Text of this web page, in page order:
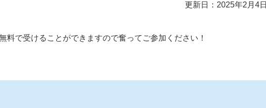
更新日：2025年2月4日
で受けることができますので奮ってご参加ください！